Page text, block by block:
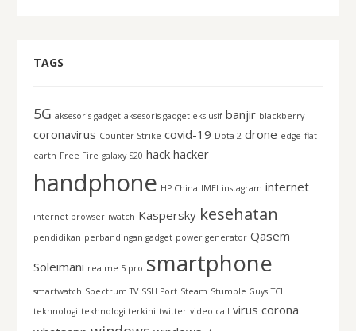
TAGS
5G aksesoris gadget aksesoris gadget ekslusif banjir blackberry
coronavirus Counter-Strike covid-19 Dota 2 drone edge flat
earth Free Fire galaxy S20 hack hacker
handphone HP China IMEI instagram internet
internet browser iwatch Kaspersky kesehatan
pendidikan perbandingan gadget power generator Qasem
Soleimani realme 5 pro smartphone
smartwatch Spectrum TV SSH Port Steam Stumble Guys TCL
tekhnologi tekhnologi terkini twitter video call virus corona